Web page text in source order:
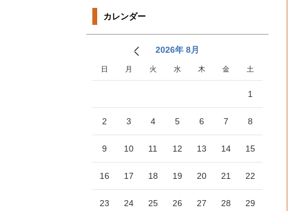
カレンダー
2026年 8月
日 月 火 水 木 金 土
1
2 3 4 5 6 7 8
9 10 11 12 13 14 15
16 17 18 19 20 21 22
23 24 25 26 27 28 29